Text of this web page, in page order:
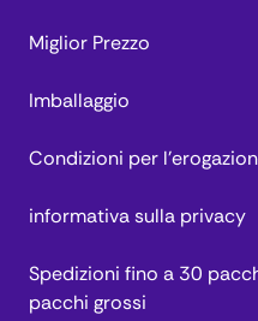
Miglior Prezzo
Imballaggio
Condizioni per
informativa sulla privacy
Spedizioni fino a 30
pacchi grossi